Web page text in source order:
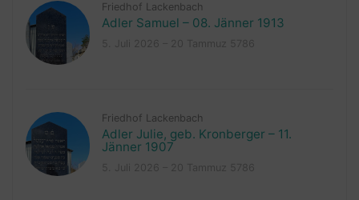
Friedhof Lackenbach
Adler Samuel – 08. Jänner 1913
Friedhof Lackenbach
Adler Julie, geb. Kronberger – 11.
Jänner 1907